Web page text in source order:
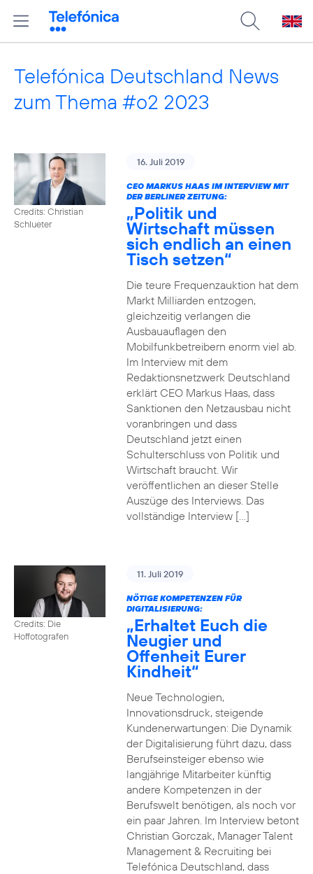
Telefónica Deutschland News
zum Thema #o2 2023
Credits: Christian
Schlueter
16. Juli 2019
CEO MARKUS HAAS IM INTERVIEW MIT
DER BERLINER ZEITUNG:
„Politik und
Wirtschaft müssen
sich endlich an einen
Tisch setzen“
Die teure Frequenzauktion hat dem
Markt Milliarden entzogen,
gleichzeitig verlangen die
Ausbauauflagen den
Mobilfunkbetreibern enorm viel ab.
Im Interview mit dem
Redaktionsnetzwerk Deutschland
erklärt CEO Markus Haas, dass
Sanktionen den Netzausbau nicht
voranbringen und dass
Deutschland jetzt einen
Schulterschluss von Politik und
Wirtschaft braucht. Wir
veröffentlichen an dieser Stelle
Auszüge des Interviews. Das
vollständige Interview […]
Credits: Die
Hoffotografen
11. Juli 2019
NÖTIGE KOMPETENZEN FÜR
DIGITALISIERUNG:
„Erhaltet Euch die
Neugier und
Offenheit Eurer
Kindheit“
Neue Technologien,
Innovationsdruck, steigende
Kundenerwartungen: Die Dynamik
der Digitalisierung führt dazu, dass
Berufseinsteiger ebenso wie
langjährige Mitarbeiter künftig
andere Kompetenzen in der
Berufswelt benötigen, als noch vor
ein paar Jahren. Im Interview betont
Christian Gorczak, Manager Talent
Management & Recruiting bei
Telefónica Deutschland, dass